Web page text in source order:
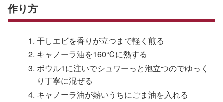
作り方
干しエビを香りが立つまで軽く煎る
キャノーラ油を160℃に熱する
ボウル1に注いでシュワーっと泡立つのでゆっく
り丁寧に混ぜる
キャノーラ油が熱いうちにごま油を入れる